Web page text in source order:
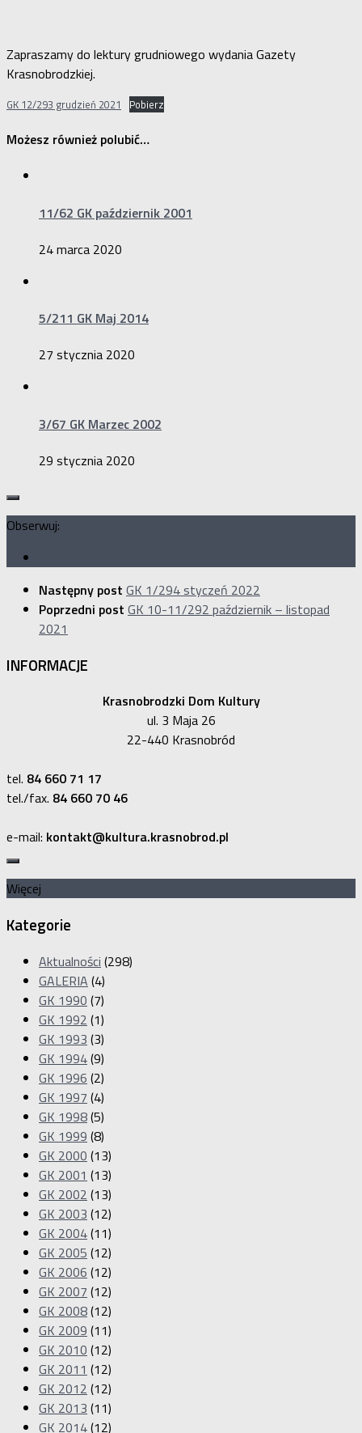
Zapraszamy do lektury grudniowego wydania Gazety
Krasnobrodzkiej.
GK 12/293 grudzień 2021 Pobierz
Możesz również polubić…
11/62 GK październik 2001
24 marca 2020
5/211 GK Maj 2014
27 stycznia 2020
3/67 GK Marzec 2002
29 stycznia 2020
Obserwuj:
Następny post GK 1/294 styczeń 2022
Poprzedni post GK 10-11/292 październik – listopad
2021
INFORMACJE
Krasnobrodzki Dom Kultury
ul. 3 Maja 26
22-440 Krasnobród
tel. 84 660 71 17
tel./fax. 84 660 70 46
e-mail: kontakt@kultura.krasnobrod.pl
Więcej
Kategorie
Aktualności (298)
GALERIA (4)
GK 1990 (7)
GK 1992 (1)
GK 1993 (3)
GK 1994(9)
GK 1996 (2)
GK 1997 (4)
GK 1998(5)
GK 1999 (8)
GK 2000 (13)
GK 2001 (13)
GK 2002 (13)
GK 2003 (12)
GK 2004(11)
GK 2005 (12)
GK 2006 (12)
GK 2007 (12)
GK 2008(12)
GK 2009 (11)
GK 2010 (12)
GK 2011 (12)
GK 2012 (12)
GK 2013 (11)
GK 2014(12)